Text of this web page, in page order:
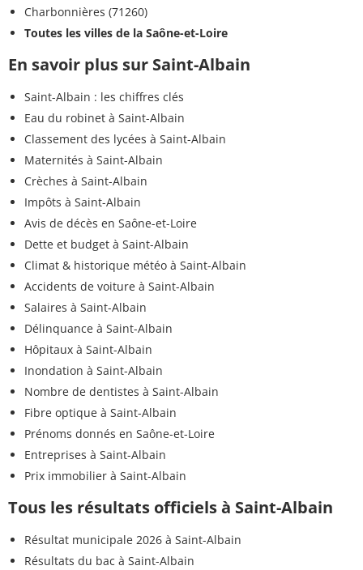
Charbonnières (71260)
Toutes les villes de la Saône-et-Loire
En savoir plus sur Saint-Albain
Saint-Albain : les chiffres clés
Eau du robinet à Saint-Albain
Classement des lycées à Saint-Albain
Maternités à Saint-Albain
Crèches à Saint-Albain
Impôts à Saint-Albain
Avis de décès en Saône-et-Loire
Dette et budget à Saint-Albain
Climat & historique météo à Saint-Albain
Accidents de voiture à Saint-Albain
Salaires à Saint-Albain
Délinquance à Saint-Albain
Hôpitaux à Saint-Albain
Inondation à Saint-Albain
Nombre de dentistes à Saint-Albain
Fibre optique à Saint-Albain
Prénoms donnés en Saône-et-Loire
Entreprises à Saint-Albain
Prix immobilier à Saint-Albain
Tous les résultats officiels à Saint-Albain
Résultat municipale 2026 à Saint-Albain
Résultats du bac à Saint-Albain